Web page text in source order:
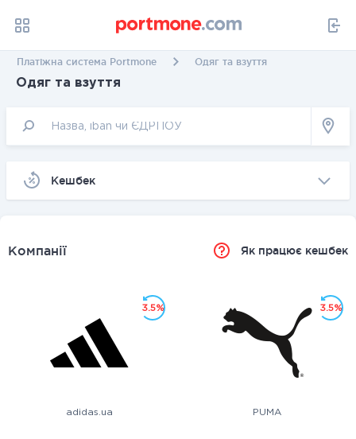
Платіжна система Portmone Одяг та взуття
Одяг та взуття
Kешбек
Компанії Як працює кешбек
adidas.ua
3.5%
PUMA
3.5%